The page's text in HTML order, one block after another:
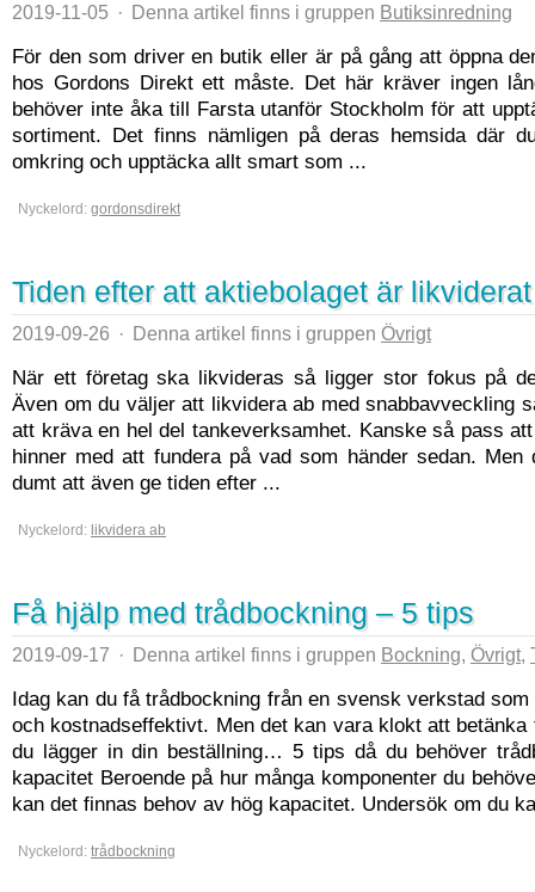
2019-11-05 · Denna artikel finns i gruppen Butiksinredning
För den som driver en butik eller är på gång att öppna
hos Gordons Direkt ett måste. Det här kräver ingen
behöver inte åka till Farsta utanför Stockholm för att
sortiment. Det finns nämligen på deras hemsida där
omkring och upptäcka allt smart som ...
Nyckelord: gordonsdirekt
Tiden efter att aktiebolaget är likviderat
2019-09-26 · Denna artikel finns i gruppen Övrigt
När ett företag ska likvideras så ligger stor fokus på
Även om du väljer att likvidera ab med snabbavveckling
att kräva en hel del tankeverksamhet. Kanske så pass
hinner med att fundera på vad som händer sedan.
dumt att även ge tiden efter ...
Nyckelord: likvidera ab
Få hjälp med trådbockning – 5 tips
2019-09-17 · Denna artikel finns i gruppen Bockning, Övrigt,
Idag kan du få trådbockning från en svensk verkstad som
och kostnadseffektivt. Men det kan vara klokt att betänka
du lägger in din beställning… 5 tips då du behöver
kapacitet Beroende på hur många komponenter du
kan det finnas behov av hög kapacitet. Undersök om du
Nyckelord: trådbockning